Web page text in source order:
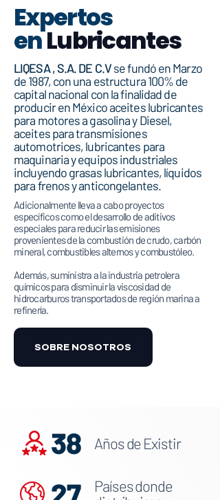
Expertos
enLubricantes
LIQESA , S.A. DE C.Vse fundó en Marzo
de 1987, con una estructura 100% de
capital nacional con la finalidad de
producir en México aceites lubricantes
para motores a gasolina y Diesel,
aceites para transmisiones
automotrices, lubricantes para
maquinaria y equipos industriales
incluyendo grasas lubricantes, líquidos
para frenos y anticongelantes.
Adicionalmente lleva a cabo proyectos
específicos como el desarrollo de aditivos
especiales para reducir las emisiones
provenientes de la combustión de crudo, carbón
mineral, combustibles alternos y combustóleo.
Además, suministra a la industria petrolera
químicos para disminuir la viscosidad de
hidrocarburos transportados de región marina a
refinería.
SOBRE NOSOTROS
38 Años de Existir
27
Países donde